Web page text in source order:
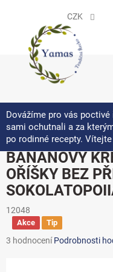
CZK
Dovážíme pro vás
sami ochutnali a za
po rodinné recepty.
BANÁNOVÝ
OŘÍŠKY BEZ
12048
Akce Tip
Průměrné
3 hodnocení Podrobnosti